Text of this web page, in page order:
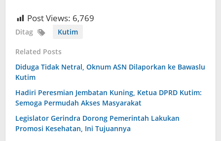
Post Views: 6,769
Ditag Kutim
Related Posts
Diduga Tidak Netral, Oknum ASN Dilaporkan ke Bawaslu
Kutim
Hadiri Peresmian Jembatan Kuning, Ketua DPRD Kutim:
Semoga Permudah Akses Masyarakat
Legislator Gerindra Dorong Pemerintah Lakukan
Promosi Kesehatan, Ini Tujuannya